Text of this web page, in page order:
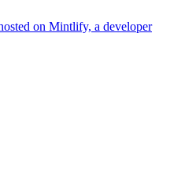
on Mintlify, a developer